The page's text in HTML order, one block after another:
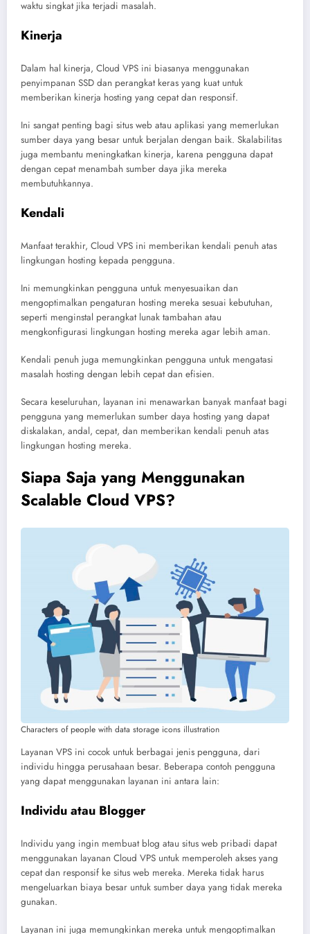
waktu singkat jika terjadi masalah.
Kinerja
Dalam hal kinerja, Cloud VPS ini biasanya menggunakan
penyimpanan SSD dan perangkat keras yang kuat untuk
memberikan kinerja hosting yang cepat dan responsif.
Ini sangat penting bagi situs web atau aplikasi yang memerlukan
sumber daya yang besar untuk berjalan dengan baik. Skalabilitas
juga membantu meningkatkan kinerja, karena pengguna dapat
dengan cepat menambah sumber daya jika mereka
membutuhkannya.
Kendali
Manfaat terakhir, Cloud VPS ini memberikan kendali penuh atas
lingkungan hosting kepada pengguna.
Ini memungkinkan pengguna untuk menyesuaikan dan
mengoptimalkan pengaturan hosting mereka sesuai kebutuhan,
seperti menginstal perangkat lunak tambahan atau
mengkonfigurasi lingkungan hosting mereka agar lebih aman.
Kendali penuh juga memungkinkan pengguna untuk mengatasi
masalah hosting dengan lebih cepat dan efisien.
Secara keseluruhan, layanan ini menawarkan banyak manfaat bagi
pengguna yang memerlukan sumber daya hosting yang dapat
diskalakan, andal, cepat, dan memberikan kendali penuh atas
lingkungan hosting mereka.
Siapa Saja yang Menggunakan
Scalable Cloud VPS?
Characters of people with data storage icons illustration
Layanan VPS ini cocok untuk berbagai jenis pengguna, dari
individu hingga perusahaan besar. Beberapa contoh pengguna
yang dapat menggunakan layanan ini antara lain:
Individu atau Blogger
Individu yang ingin membuat blog atau situs web pribadi dapat
menggunakan layanan Cloud VPS untuk memperoleh akses yang
cepat dan responsif ke situs web mereka. Mereka tidak harus
mengeluarkan biaya besar untuk sumber daya yang tidak mereka
gunakan.
Layanan ini juga memungkinkan mereka untuk mengoptimalkan